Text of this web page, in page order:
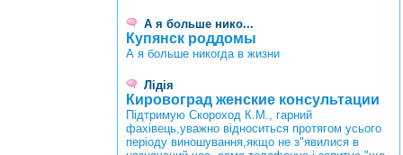
А я больше нико...
Купянск роддомы
А я больше никогда в жизни
Лідія
Кировоград женские консультации
Підтримую Скороход К.М., гарний
фахівець,уважно відноситься протягом усього
періоду виношування,якщо не з"явилися в